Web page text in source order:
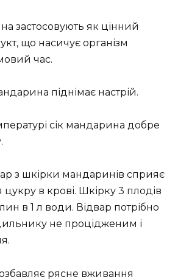
застосовують як цінний
що насичує організм
час.
піднімає настрій.
сік мандарина добре
з шкірки мандаринів сприяє
в крові. Шкірку 3 плодів
в 1 л води. Відвар потрібно
не процідженим і
рясне вживання